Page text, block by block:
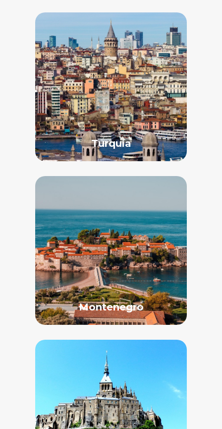
Turquía
Montenegro